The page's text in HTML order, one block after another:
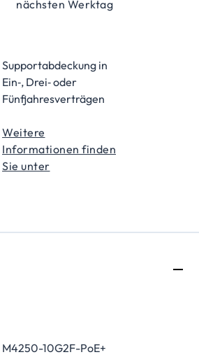
nächsten Werktag
Supportabdeckung in
Ein‑, Drei‑ oder
Fünfjahresverträgen
Weitere
Informationen finden
Sie unter
M4250-10G2F-PoE+